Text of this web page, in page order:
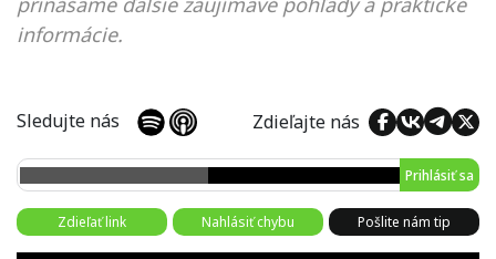
informácie.
Sledujte nás Zdieľajte nás
Prihlásiť sa
Zdieľať link Nahlásiť chybu Pošlite nám tip